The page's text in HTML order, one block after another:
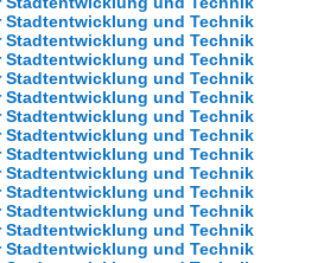
und Technik
und Technik
und Technik
und Technik
und Technik
und Technik
und Technik
und Technik
und Technik
und Technik
und Technik
und Technik
und Technik